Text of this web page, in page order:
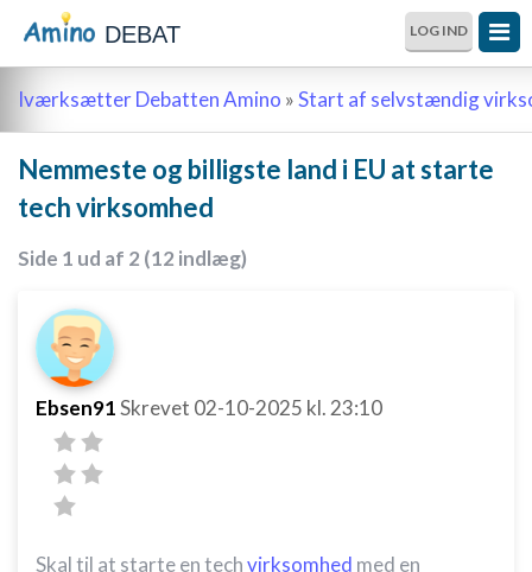
DEBAT LOG IND
Iværksætter Debatten Amino »Start af selvstændig
Nemmeste og billigste land i EU at starte
tech virksomhed
Side 1 ud af 2 (12 indlæg)
Ebsen91Skrevet 02-10-2025 kl. 23:10
Skal til at starte en techvirksomhed med en